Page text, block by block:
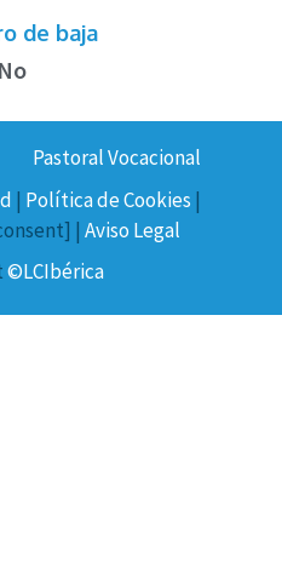
de baja
No
Pastoral Vocacional
| Política de Cookies |
| Aviso Legal
©LCIbérica